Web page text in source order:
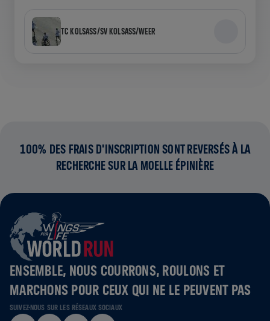
TC KOLSASS/SV KOLSASS/WEER
100% DES FRAIS D'INSCRIPTION SONT REVERSÉS À LA
RECHERCHE SUR LA MOELLE ÉPINIÈRE
ENSEMBLE, NOUS COURRONS, ROULONS ET
MARCHONS POUR CEUX QUI NE LE PEUVENT PAS
SUIVEZ-NOUS SUR LES RÉSEAUX SOCIAUX